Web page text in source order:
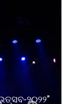
୨୦୨୨"